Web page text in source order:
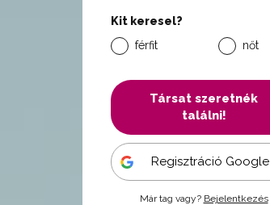
Kit keresel?
férfit
nőt
Társat szeretnék
találni!
Regisztráció Google
Már tag vagy? Bejelentkezés